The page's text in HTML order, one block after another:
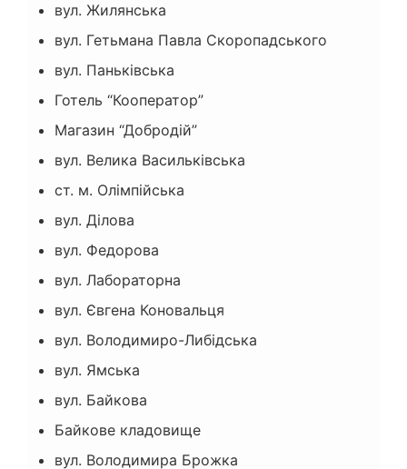
вул. Жилянська
вул. Гетьмана Павла Скоропадського
вул. Паньківська
Готель “Кооператор”
Магазин “Добродій”
вул. Велика Васильківська
ст. м. Олімпійська
вул. Ділова
вул. Федорова
вул. Лабораторна
вул. Євгена Коновальця
вул. Володимиро-Либідська
вул. Ямська
вул. Байкова
Байкове кладовище
вул. Володимира Брожка